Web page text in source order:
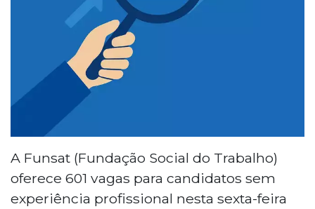
A Funsat (Fundação Social do Trabalho)
oferece 601 vagas para candidatos sem
experiência profissional nesta sexta-feira